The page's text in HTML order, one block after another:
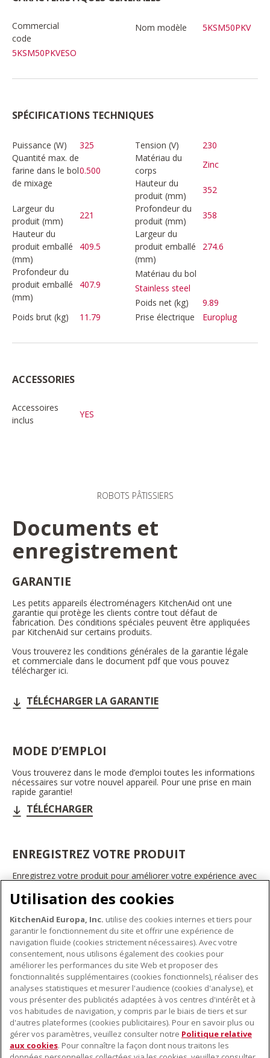
Commercial
code
5KSM50PKVESO
Nom modèle 5KSM50PKV
SPÉCIFICATIONS TECHNIQUES
Puissance (W) 325 Tension (V)
230
Quantité max. de
farine dans le bol
de mixage
0.500
Matériau du
corps
Zinc
Hauteur du
produit (mm)
352
Largeur du
produit (mm)
221
Profondeur du
produit (mm)
358
Hauteur du
produit emballé
(mm)
409.5
Largeur du
produit emballé
(mm)
274.6
Profondeur du
produit emballé
(mm)
407.9
Matériau du bol
Stainless steel
Poids net (kg)
9.89
Poids brut (kg)
11.79 Prise électrique Europlug
ACCESSORIES
Accessoires
inclus
YES
ROBOTS PÂTISSIERS
Documents et
enregistrement
GARANTIE
Les petits appareils électroménagers KitchenAid ont une
garantie qui protège les clients contre tout défaut de
fabrication. Des conditions spéciales peuvent être appliquées
par KitchenAid sur certains produits.
Vous trouverez les conditions générales de la garantie légale
et commerciale dans le document pdf que vous pouvez
télécharger ici.
TÉLÉCHARGER LA GARANTIE
MODE D’EMPLOI
Vous trouverez dans le mode d’emploi toutes les informations
nécessaires sur votre nouvel appareil. Pour une prise en main
rapide garantie!
TÉLÉCHARGER
ENREGISTREZ VOTRE PRODUIT
Enregistrez votre produit pour améliorer votre expérience avec
bénéficier d'offres et de promotions exclusives, recevoir des
conseils et des astuces, et bien plus encore.
INSCRIVEZ-VOUS DÈS À PRÉSENT
À PROPOS DE KITCHENAID
À propos de KitchenAid
Histoire de la marque
Communiqués de presse
NOS PRODUITS
Petits électroménagers
Matériel de cuisine
SERVICE CLIENT
Utilisation des cookies
KitchenAid Europa, Inc. utilise des cookies internes et tiers pour
garantir le fonctionnement du site et offrir une expérience de
navigation fluide (cookies strictement nécessaires). Avec votre
consentement, nous utilisons également des cookies pour
améliorer les performances du site Web et proposer des
fonctionnalités supplémentaires (cookies fonctionnels), réaliser des
analyses statistiques et mesurer l'audience (cookies d'analyse), et
vous présenter des publicités adaptées à vos centres d'intérêt et à
vos habitudes de navigation, y compris par le biais de tiers et sur
d'autres plateformes (cookies publicitaires). Pour en savoir plus ou
gérer vos paramètres, veuillez consulter notre Politique relative
aux cookies. Pour connaître la façon dont nous traitons les